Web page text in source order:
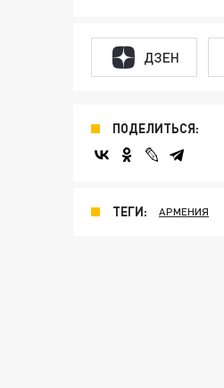
ДЗЕН
ПОДЕЛИТЬСЯ:
ТЕГИ: АРМЕНИЯ